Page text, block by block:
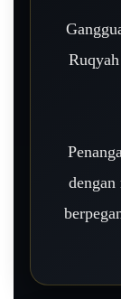
dengan